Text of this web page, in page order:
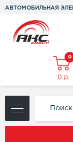
АВТОМОБИЛЬНАЯ
0
0 р.